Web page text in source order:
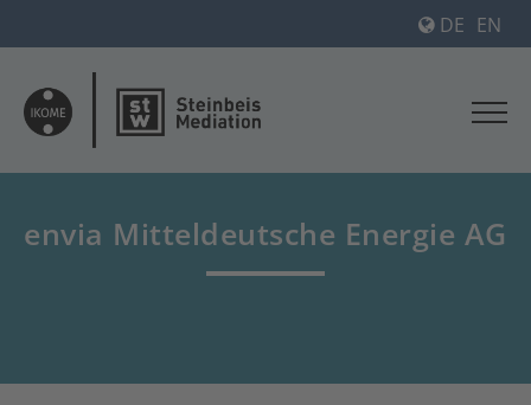
DE EN
envia Mitteldeutsche Energie AG